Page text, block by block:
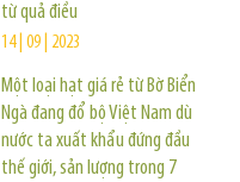
từ quả điều
14 | 09 | 2023
Một loại hạt giá rẻ từ Bờ Biển
Ngà đang đổ bộ Việt Nam dù
nước ta xuất khẩu đứng đầu
thế giới, sản lượng trong 7